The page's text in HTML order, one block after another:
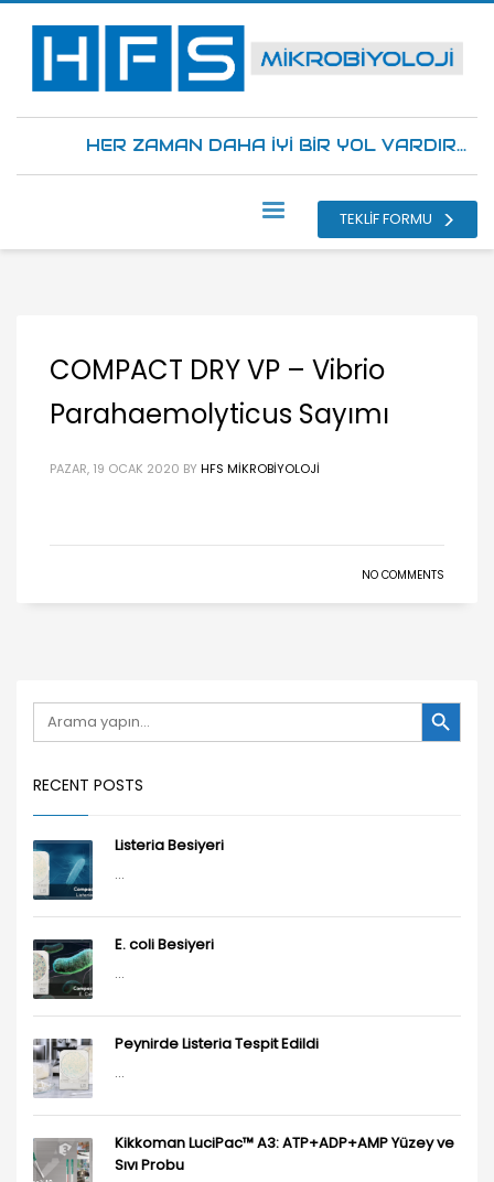
HER ZAMAN DAHA İYİ BİR YOL VARDIR...
TEKLİF FORMU
COMPACT DRY VP – Vibrio
Parahaemolyticus Sayımı
PAZAR, 19 OCAK 2020 BY HFS MIKROBIYOLOJI
NO COMMENTS
Search
for:
Search Button
RECENT POSTS
Listeria Besiyeri
...
E. coli Besiyeri
...
Peynirde Listeria Tespit Edildi
...
Kikkoman LuciPac™ A3: ATP+ADP+AMP Yüzey ve
Sıvı Probu